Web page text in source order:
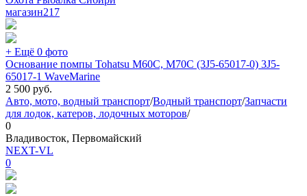
магазин217
+ Ещё 0 фото
Основание помпы Tohatsu M60C, M70C (3J5-65017-0) 3J5-
65017-1 WaveMarine
2 500 руб.
Авто, мото, водный транспорт/Водный транспорт/Запчасти
для лодок, катеров, лодочных моторов/
0
Владивосток, Первомайский
NEXT-VL
0